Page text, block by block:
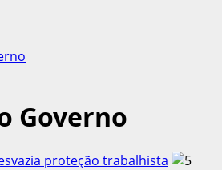
Governo
proteção trabalhista